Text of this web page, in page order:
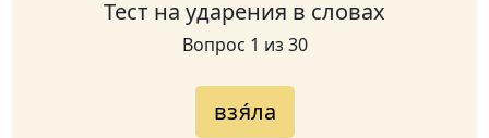
Тест на ударения в словах
Вопрос 1 из 30
взя́ла